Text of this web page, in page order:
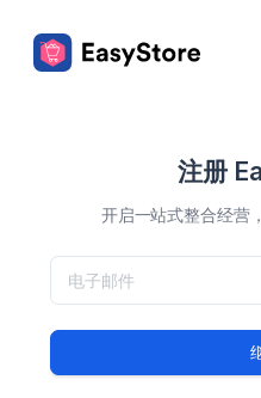
注册
开启一站式整合经营